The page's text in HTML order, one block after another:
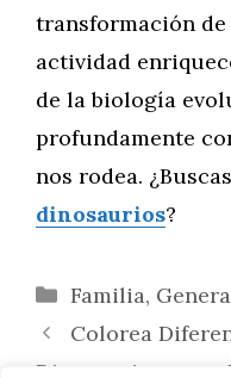
transformación
actividad
de la biología
profundamente
nos rodea. ¿Buscas
dinosaurios?
Categorías
Familia,
Colorea
Dinosaurios y sus